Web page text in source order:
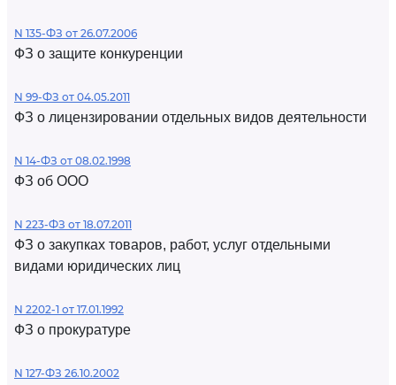
N 135-ФЗ от 26.07.2006
ФЗ о защите конкуренции
N 99-ФЗ от 04.05.2011
ФЗ о лицензировании отдельных видов деятельности
N 14-ФЗ от 08.02.1998
ФЗ об ООО
N 223-ФЗ от 18.07.2011
ФЗ о закупках товаров, работ, услуг отдельными
видами юридических лиц
N 2202-1 от 17.01.1992
ФЗ о прокуратуре
N 127-ФЗ 26.10.2002